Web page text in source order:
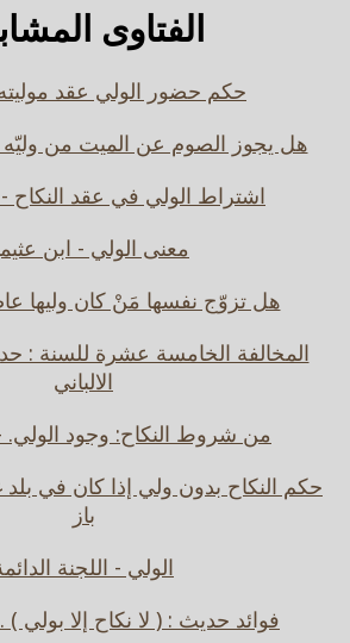
الفتاوى
حكم حضور الولي عقد موليته
هل يجوز الصوم عن الميت من وليّه
اشتراط الولي في عقد النكاح
معنى الولي - ابن
هل تزوّج نفسها مَنْ كان وليها
المخالفة الخامسة عشرة للسنة :
الالباني
من شروط النكاح: وجود الولي.
حكم النكاح بدون ولي إذا كان في بلد
باز
الولي - اللجنة
فوائد حديث : ( لا نكاح إلا بولي